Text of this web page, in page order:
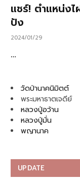
แชร์! ตำแหน่ง
ปัง
2024/01/29
…
วัดป่านาคนิมิตต์
พระมหาธาตเจดีย์
หลวงปู่อว้าน
หลวงปู่มั่น
พญานาค
UPDATE